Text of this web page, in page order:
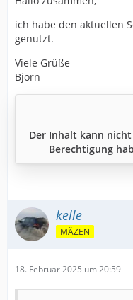
ich habe den aktuellen
genutzt.
Viele Grüße
Björn
Der Inhalt kann
Berechtigung
kelle
MÄZEN
18. Februar 2025 um 20:59